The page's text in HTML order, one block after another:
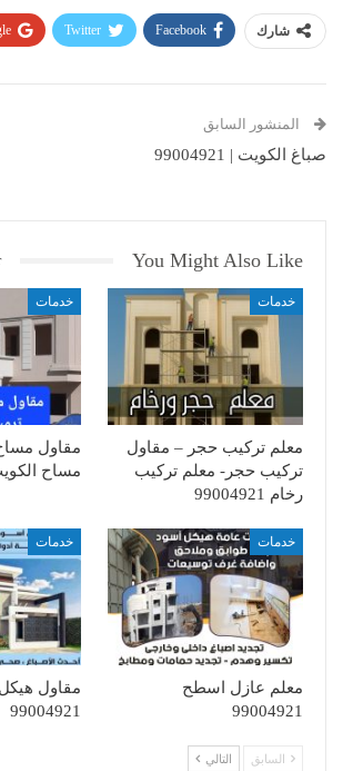
شارك Facebook
Twitter
المنشور السابق
صباغ الكويت | 99004921
You Might Also Like
خدمات
معلم تركيب حجر – مقاول
تركيب حجر- معلم تركيب
رخام 99004921
خدمات
مقاول
مساح الكويت
خدمات
معلم عازل اسطح
99004921
خدمات
مقاول
99004921
السابق التالي